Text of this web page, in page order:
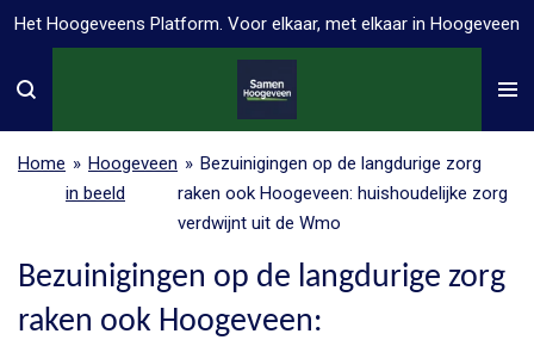
Ga
naar
Het Hoogeveens Platform. Voor elkaar, met elkaar in Hoogeveen
Home » Hoogeveen
in beeld
» Bezuinigingen op de langdurige zorg
raken ook Hoogeveen: huishoudelijke zorg
verdwijnt uit de Wmo
Bezuinigingen op de langdurige zorg
raken ook Hoogeveen: